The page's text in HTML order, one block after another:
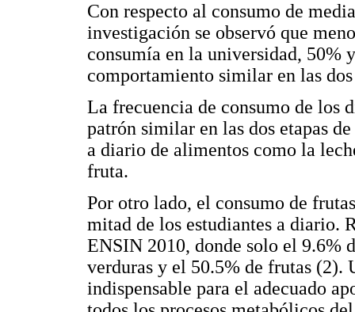
Con respecto al consumo de
investigación se observó que
consumía en la universidad, 50%
comportamiento similar en las
La frecuencia de consumo de los
patrón similar en las dos etapas
a diario de alimentos como la
fruta.
Por otro lado, el consumo de
mitad de los estudiantes a diario.
ENSIN 2010, donde solo el 9.6%
verduras y el 50.5% de frutas (2).
indispensable para el adecuado